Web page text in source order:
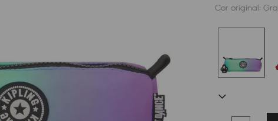
Cor original: